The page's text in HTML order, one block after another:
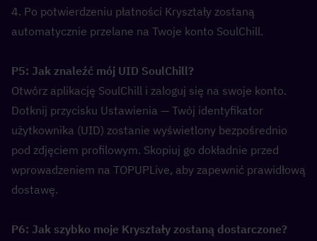
4. Po potwierdzeniu płatności Kryształy zostaną
automatycznie przelane na Twoje konto SoulChill.
P5: Jak znaleźć mój UID SoulChill?
Otwórz aplikację SoulChill i zaloguj się na swoje konto.
Dotknij przycisku Ustawienia — Twój identyfikator
użytkownika (UID) zostanie wyświetlony bezpośrednio
pod zdjęciem profilowym. Skopiuj go dokładnie przed
wprowadzeniem na TOPUPLive, aby zapewnić prawidłową
dostawę.
P6: Jak szybko moje Kryształy zostaną dostarczone?